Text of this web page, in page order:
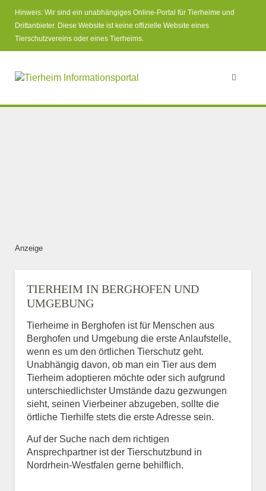
Hinweis: Wir sind ein unabhängiges Online-Portal für Tierheime und
Drittanbieter. Diese Website ist keine offizielle Website eines
Tierschutzvereins oder eines Tierheims.
Anzeige
TIERHEIM IN BERGHOFEN UND
UMGEBUNG
Tierheime in Berghofen ist für Menschen aus
Berghofen und Umgebung die erste Anlaufstelle,
wenn es um den örtlichen Tierschutz geht.
Unabhängig davon, ob man ein Tier aus dem
Tierheim adoptieren möchte oder sich aufgrund
unterschiedlichster Umstände dazu gezwungen
sieht, seinen Vierbeiner abzugeben, sollte die
örtliche Tierhilfe stets die erste Adresse sein.
Auf der Suche nach dem richtigen
Ansprechpartner ist der Tierschutzbund in
Nordrhein-Westfalen gerne behilflich.